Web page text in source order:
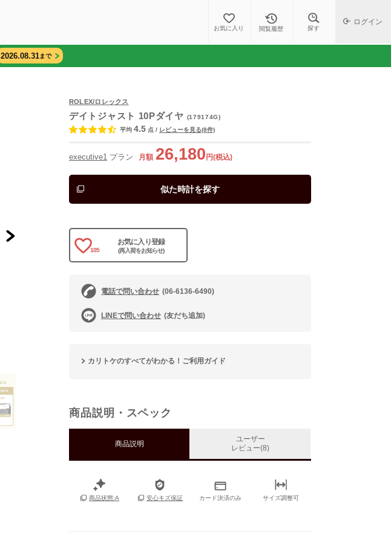
中古販売について
お気に入り 閲覧履歴 探す
ログイン
2026.08.31まで
ROLEX/ロレックス
デイトジャスト 10Pダイヤ (179174G)
平均 4.5 点 / レビューを見る(8件)
executive1 プラン 月額 26,180 円(税込)
似た時計を探す
105
お気に入り登録
(再入荷をお知らせ)
電話で問い合わせ (06-6136-6490)
LINEで問い合わせ (友だち追加)
カリトケのすべてがわかる！ご利用ガイド
商品説明・スペック
商品説明
ユーザー
レビュー(8)
商品状態:A 安心キズ保証 カード決済のみ サイズ調整可